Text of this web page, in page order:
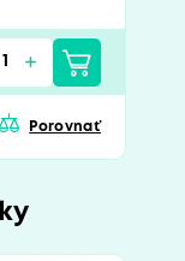
Porovnať